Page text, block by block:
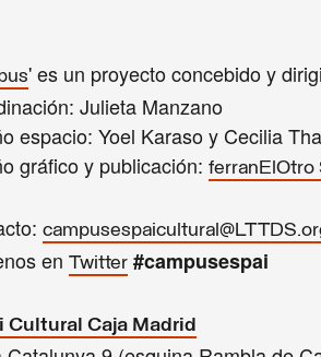
' es un proyecto concebido y
Julieta Manzano
espacio: Yoel Karaso y Cecilia
gráfico y publicación: ferranElOtro
en Twitter #campusespai
Cultural Caja Madrid